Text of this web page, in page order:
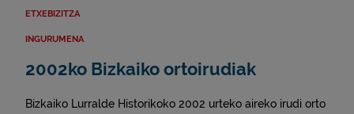
ETXEBIZITZA
INGURUMENA
2002ko Bizkaiko ortoirudiak
Bizkaiko Lurralde Historikoko 2002 urteko aireko irudi orto